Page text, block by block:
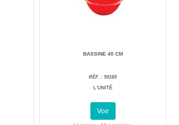
BASSINE 40 CM
RÉF. : 50165
L'UNITÉ
Voir